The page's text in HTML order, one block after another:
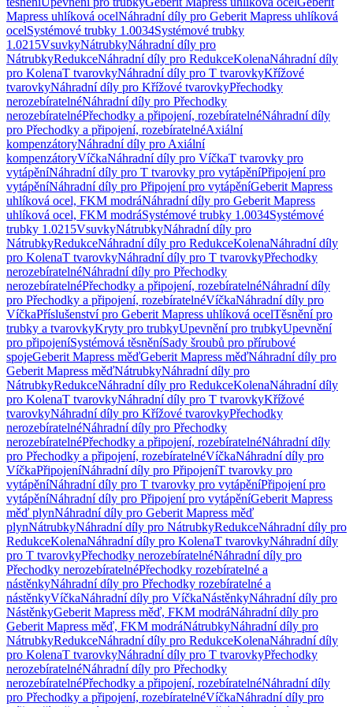
Mapress uhlíková ocelNáhradní díly pro Geberit Mapress uhlíková
ocelSystémové trubky 1.0034Systémové trubky
1.0215VsuvkyNátrubkyNáhradní díly pro
NátrubkyRedukceNáhradní díly pro RedukceKolenaNáhradní díly
pro KolenaT tvarovkyNáhradní díly pro T tvarovkyKřížové
tvarovkyNáhradní díly pro Křížové tvarovkyPřechodky
nerozebíratelnéNáhradní díly pro Přechodky
nerozebíratelnéPřechodky a připojení, rozebíratelnéNáhradní díly
pro Přechodky a připojení, rozebíratelnéAxiální
kompenzátoryNáhradní díly pro Axiální
kompenzátoryVíčkaNáhradní díly pro VíčkaT tvarovky pro
vytápěníNáhradní díly pro T tvarovky pro vytápěníPřipojení pro
vytápěníNáhradní díly pro Připojení pro vytápěníGeberit Mapress
uhlíková ocel, FKM modráNáhradní díly pro Geberit Mapress
uhlíková ocel, FKM modráSystémové trubky 1.0034Systémové
trubky 1.0215VsuvkyNátrubkyNáhradní díly pro
NátrubkyRedukceNáhradní díly pro RedukceKolenaNáhradní díly
pro KolenaT tvarovkyNáhradní díly pro T tvarovkyPřechodky
nerozebíratelnéNáhradní díly pro Přechodky
nerozebíratelnéPřechodky a připojení, rozebíratelnéNáhradní díly
pro Přechodky a připojení, rozebíratelnéVíčkaNáhradní díly pro
VíčkaPříslušenství pro Geberit Mapress uhlíková ocelTěsnění pro
trubky a tvarovkyKryty pro trubkyUpevnění pro trubkyUpevnění
pro připojeníSystémová těsněníSady šroubů pro přírubové
spojeGeberit Mapress měďGeberit Mapress měďNáhradní díly pro
Geberit Mapress měďNátrubkyNáhradní díly pro
NátrubkyRedukceNáhradní díly pro RedukceKolenaNáhradní díly
pro KolenaT tvarovkyNáhradní díly pro T tvarovkyKřížové
tvarovkyNáhradní díly pro Křížové tvarovkyPřechodky
nerozebíratelnéNáhradní díly pro Přechodky
nerozebíratelnéPřechodky a připojení, rozebíratelnéNáhradní díly
pro Přechodky a připojení, rozebíratelnéVíčkaNáhradní díly pro
VíčkaPřipojeníNáhradní díly pro PřipojeníT tvarovky pro
vytápěníNáhradní díly pro T tvarovky pro vytápěníPřipojení pro
vytápěníNáhradní díly pro Připojení pro vytápěníGeberit Mapress
měď plynNáhradní díly pro Geberit Mapress měď
plynNátrubkyNáhradní díly pro NátrubkyRedukceNáhradní díly pro
RedukceKolenaNáhradní díly pro KolenaT tvarovkyNáhradní díly
pro T tvarovkyPřechodky nerozebíratelnéNáhradní díly pro
Přechodky nerozebíratelnéPřechodky rozebíratelné a
nástěnkyNáhradní díly pro Přechodky rozebíratelné a
nástěnkyVíčkaNáhradní díly pro VíčkaNástěnkyNáhradní díly pro
NástěnkyGeberit Mapress měď, FKM modráNáhradní díly pro
Geberit Mapress měď, FKM modráNátrubkyNáhradní díly pro
NátrubkyRedukceNáhradní díly pro RedukceKolenaNáhradní díly
pro KolenaT tvarovkyNáhradní díly pro T tvarovkyPřechodky
nerozebíratelnéNáhradní díly pro Přechodky
nerozebíratelnéPřechodky a připojení, rozebíratelnéNáhradní díly
pro Přechodky a připojení, rozebíratelnéVíčkaNáhradní díly pro